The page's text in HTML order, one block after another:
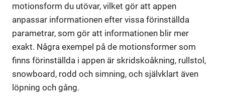
motionsform du utövar, vilket gör att appen
anpassar informationen efter vissa förinställda
parametrar, som gör att informationen blir mer
exakt. Några exempel på de motionsformer som
finns förinställda i appen är skridskoåkning, rullstol,
snowboard, rodd och simning, och självklart även
löpning och gång.